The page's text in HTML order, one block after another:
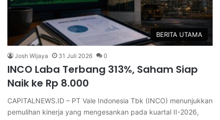
BERITA UTAMA
Josh Wijaya 31 Juli 2026 0
INCO Laba Terbang 313%, Saham Siap
Naik ke Rp 8.000
CAPITALNEWS.ID – PT Vale Indonesia Tbk (INCO) menunjukkan
pemulihan kinerja yang mengesankan pada kuartal II-2026,